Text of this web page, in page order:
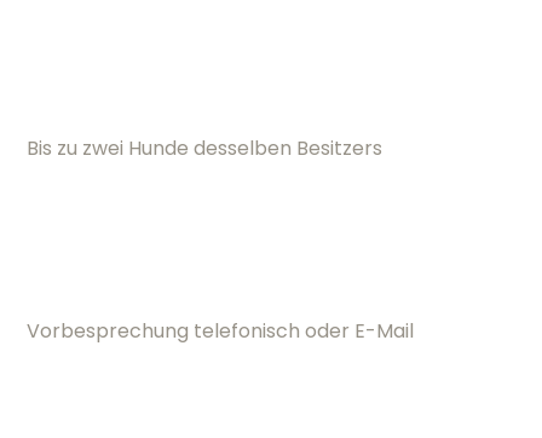
Bis zu zwei Hunde desselben Besitzers
Vorbesprechung telefonisch oder E-Mail